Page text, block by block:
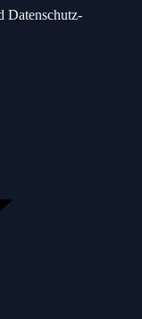
Datenschutz-